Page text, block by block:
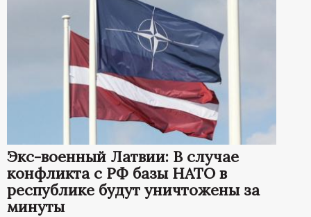
Экс-военный Латвии: В случае
конфликта с РФ базы НАТО в
республике будут уничтожены за
минуты